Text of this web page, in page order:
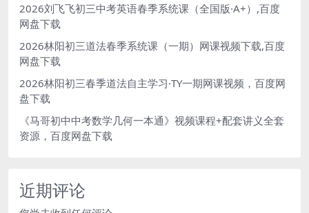
2026刘飞飞初三中考英语春季系统课（全国版·A+）,百度
网盘下载
2026林阳初三道法春季系统课（一期）网课视频下载,百度
网盘下载
2026林阳初三春季道法自主学习·TY一期网课视频，百度网
盘下载
《马哥初中中考数学几何一本通》视频课程+配套讲义全套
资源，百度网盘下载
近期评论